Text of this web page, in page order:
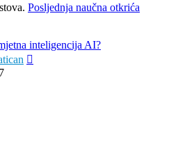
Posljednja naučna otkrića
inteligencija AI?